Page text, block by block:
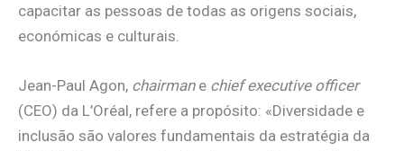
capacitar as pessoas de todas as origens sociais,
económicas e culturais.
Jean-Paul Agon, chairmane chief executive officer
(CEO) da L’Oréal, refere a propósito: «Diversidade e
inclusão são valores fundamentais da estratégia da